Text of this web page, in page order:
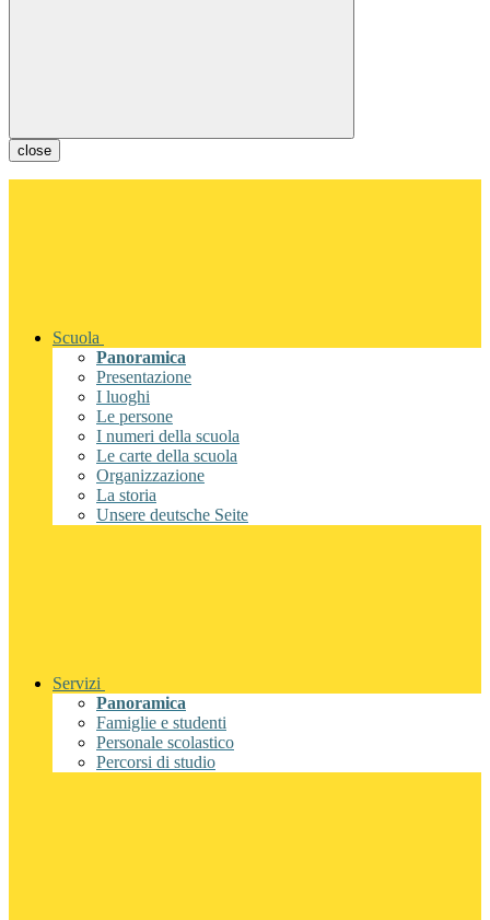
close
Scuola
Panoramica
Presentazione
I luoghi
Le persone
I numeri della scuola
Le carte della scuola
Organizzazione
La storia
Unsere deutsche Seite
Servizi
Panoramica
Famiglie e studenti
Personale scolastico
Percorsi di studio